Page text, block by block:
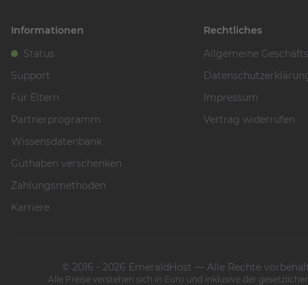
Informationen
Status
Support
Für Eltern
Partnerprogramm
Wissensdatenbank
Guthaben verschenken
Zahlungsmethoden
Karriere
Rechtliches
Allgemeine
Impressum
Vertrag widerrufen
© 2016 - 2026 EmeraldHost — Alle Rechte
Alle Preise verstehen sich in Euro und inklusive der